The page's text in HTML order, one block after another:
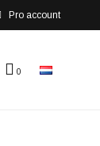
Pro account